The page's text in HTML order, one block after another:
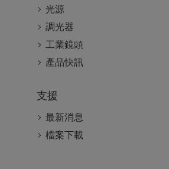
光源
調光器
工業鏡頭
產品快訊
支援
最新消息
檔案下載